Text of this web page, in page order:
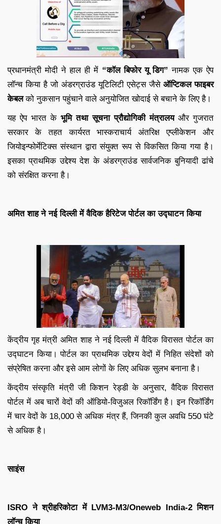
प्रधानमंत्री मोदी ने हाल ही में “कॉल बिफोर यू डिग” नामक एक ऐप
लॉन्च किया है जो अंडरग्राउंड यूटिलिटी एसेट्स जैसे ऑप्टिकल फाइबर
केबलको नुकसान पहुंचाने वाले अनुयोजित खोदाई से बचाने के लिए है।
यह ऐप भारत के भूमि तथा सूचना प्रौद्योगिकी मंत्रालयऔर गुजरात
सरकार के तहत कार्यरत भास्कराचार्य अंतरिक्ष एप्लीकेशन और
जियोइन्फोर्मेटिक्स संस्थान द्वारा संयुक्त रूप से विकसित किया गया है।
इसका प्राथमिक उद्देश्य देश के अंडरग्राउंड सार्वजनिक बुनियादी ढांचे
को संरक्षित करना है।
अमित शाह ने नई दिल्‍ली में वैदिक हैरिटेज पोर्टल का उद्घाटन किया
केंद्रीय गृह मंत्री अमित शाह ने नई दिल्ली में वैदिक विरासत पोर्टल का
उद्घाटन किया। पोर्टल का प्राथमिक उद्देश्य वेदों में निहित संदेशों को
संप्रेषित करना और इसे आम लोगों के लिए अधिक सुलभ बनाना है।
केंद्रीय संस्कृति मंत्री जी किशन रेड्डी के अनुसार, वैदिक विरासत
पोर्टल में अब चारों वेदों की ऑडियो-विजुअल रिकॉर्डिंग है। इन रिकॉर्डिंग
में चार वेदों के 18,000 से अधिक मंत्र हैं, जिनकी कुल अवधि 550 घंटे
से अधिक है।
साइंस
ISRO ने श्रीहरिकोटा में LVM3-M3/Oneweb India-2 मिशन
लॉन्च किया